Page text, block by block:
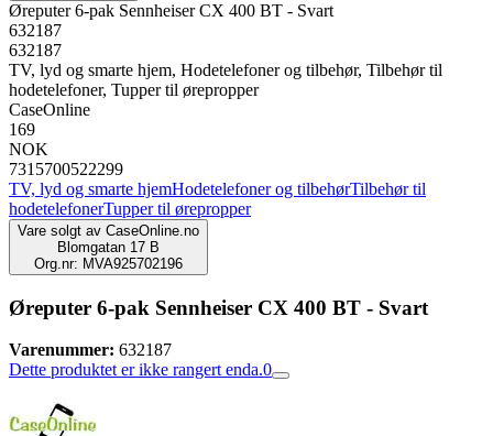
Øreputer 6-pak Sennheiser CX 400 BT - Svart
632187
632187
TV, lyd og smarte hjem, Hodetelefoner og tilbehør, Tilbehør til
hodetelefoner, Tupper til ørepropper
CaseOnline
169
NOK
7315700522299
TV, lyd og smarte hjemHodetelefoner og tilbehørTilbehør til
hodetelefonerTupper til ørepropper
Vare solgt av CaseOnline.no
Blomgatan 17 B
Org.nr: MVA925702196
Øreputer 6-pak Sennheiser CX 400 BT - Svart
Varenummer: 632187
Dette produktet er ikke rangert enda.0